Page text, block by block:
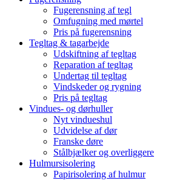
Fugerensning af tegl
Omfugning med mørtel
Pris på fugerensning
Tegltag & tagarbejde
Udskiftning af tegltag
Reparation af tegltag
Undertag til tegltag
Vindskeder og rygning
Pris på tegltag
Vindues- og dørhuller
Nyt vindueshul
Udvidelse af dør
Franske døre
Stålbjælker og overliggere
Hulmursisolering
Papirisolering af hulmur